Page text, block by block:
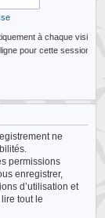
à chaque visite
pour cette session
ne
permissions
enregistrer,
d’utilisation et
tout le